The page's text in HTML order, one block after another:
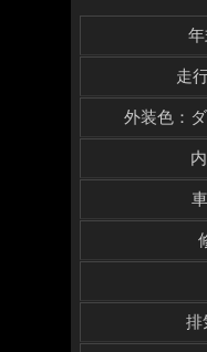
走
外装色：
排